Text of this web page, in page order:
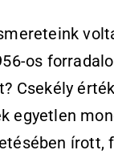
os
Csekély
egyetlen
írott,